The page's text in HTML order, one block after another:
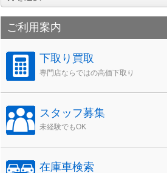
ー
カ
イ
ブ
ご利用案内
下取り買取
専門店ならではの高価下取り
スタッフ募集
未経験でもOK
在庫車検索